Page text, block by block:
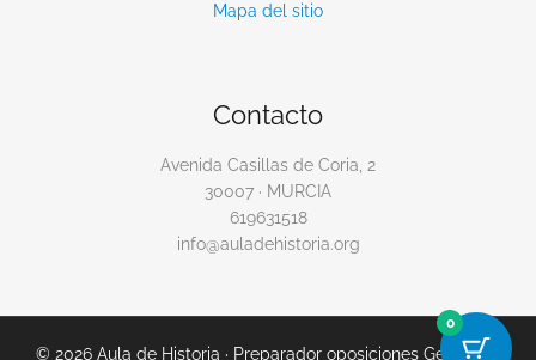
Mapa del sitio
Contacto
Avenida Casillas de Coria, 2
30007 · MURCIA
619631518
info@auladehistoria.org
© 2026 Aula de Historia · Preparador oposiciones Geografía
0